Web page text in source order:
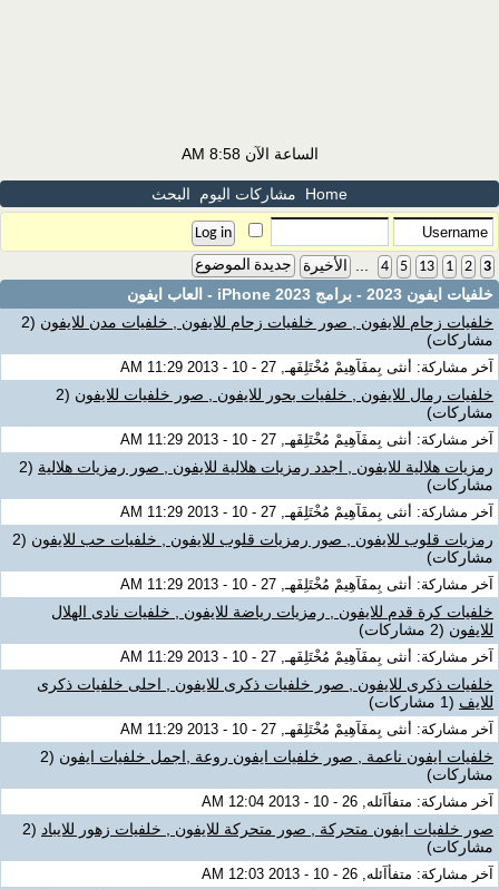
الساعة الآن8:58 AM
Home مشاركات اليوم البحث
1 2 3
4 5 13 الأخيرة جديدة الموضوع
خلفيات ايفون 2023 - برامج iPhone 2023 - العاب ايفون
خلفيات زحام للايفون , صور خلفيات زحام للايفون , خلفيات مدن للايفون
(2
مشاركات)
آخر مشاركة: أنثى بِمفَآهِيمْ مُخْتَلِفَهـ, 27 - 10 - 2013 11:29 AM
خلفيات رمال للايفون , خلفيات بحور للايفون , صور خلفيات للايفون
(2
مشاركات)
آخر مشاركة: أنثى بِمفَآهِيمْ مُخْتَلِفَهـ, 27 - 10 - 2013 11:29 AM
رمزيات هلالية للايفون , اجدد رمزيات هلالية للايفون , صور رمزيات هلالية
(2
مشاركات)
آخر مشاركة: أنثى بِمفَآهِيمْ مُخْتَلِفَهـ, 27 - 10 - 2013 11:29 AM
رمزيات قلوب للايفون , صور رمزيات قلوب للايفون , خلفيات حب للايفون
(2
مشاركات)
آخر مشاركة: أنثى بِمفَآهِيمْ مُخْتَلِفَهـ, 27 - 10 - 2013 11:29 AM
خلفيات كرة قدم للايفون , رمزيات رياضة للايفون , خلفيات نادى الهلال
للايفون (2 مشاركات)
آخر مشاركة: أنثى بِمفَآهِيمْ مُخْتَلِفَهـ, 27 - 10 - 2013 11:29 AM
خلفيات ذكرى للايفون , صور خلفيات ذكرى للايفون , احلى خلفيات ذكرى
للايف (1 مشاركات)
آخر مشاركة: أنثى بِمفَآهِيمْ مُخْتَلِفَهـ, 27 - 10 - 2013 11:29 AM
خلفيات ايفون ناعمة , صور خلفيات ايفون روعة ,اجمل خلفيات ايفون
(2
مشاركات)
آخر مشاركة: متفأآئله, 26 - 10 - 2013 12:04 AM
صور خلفيات ايفون متحركة , صور متحركة للايفون , خلفيات زهور للايباد
(2
مشاركات)
آخر مشاركة: متفأآئله, 26 - 10 - 2013 12:03 AM